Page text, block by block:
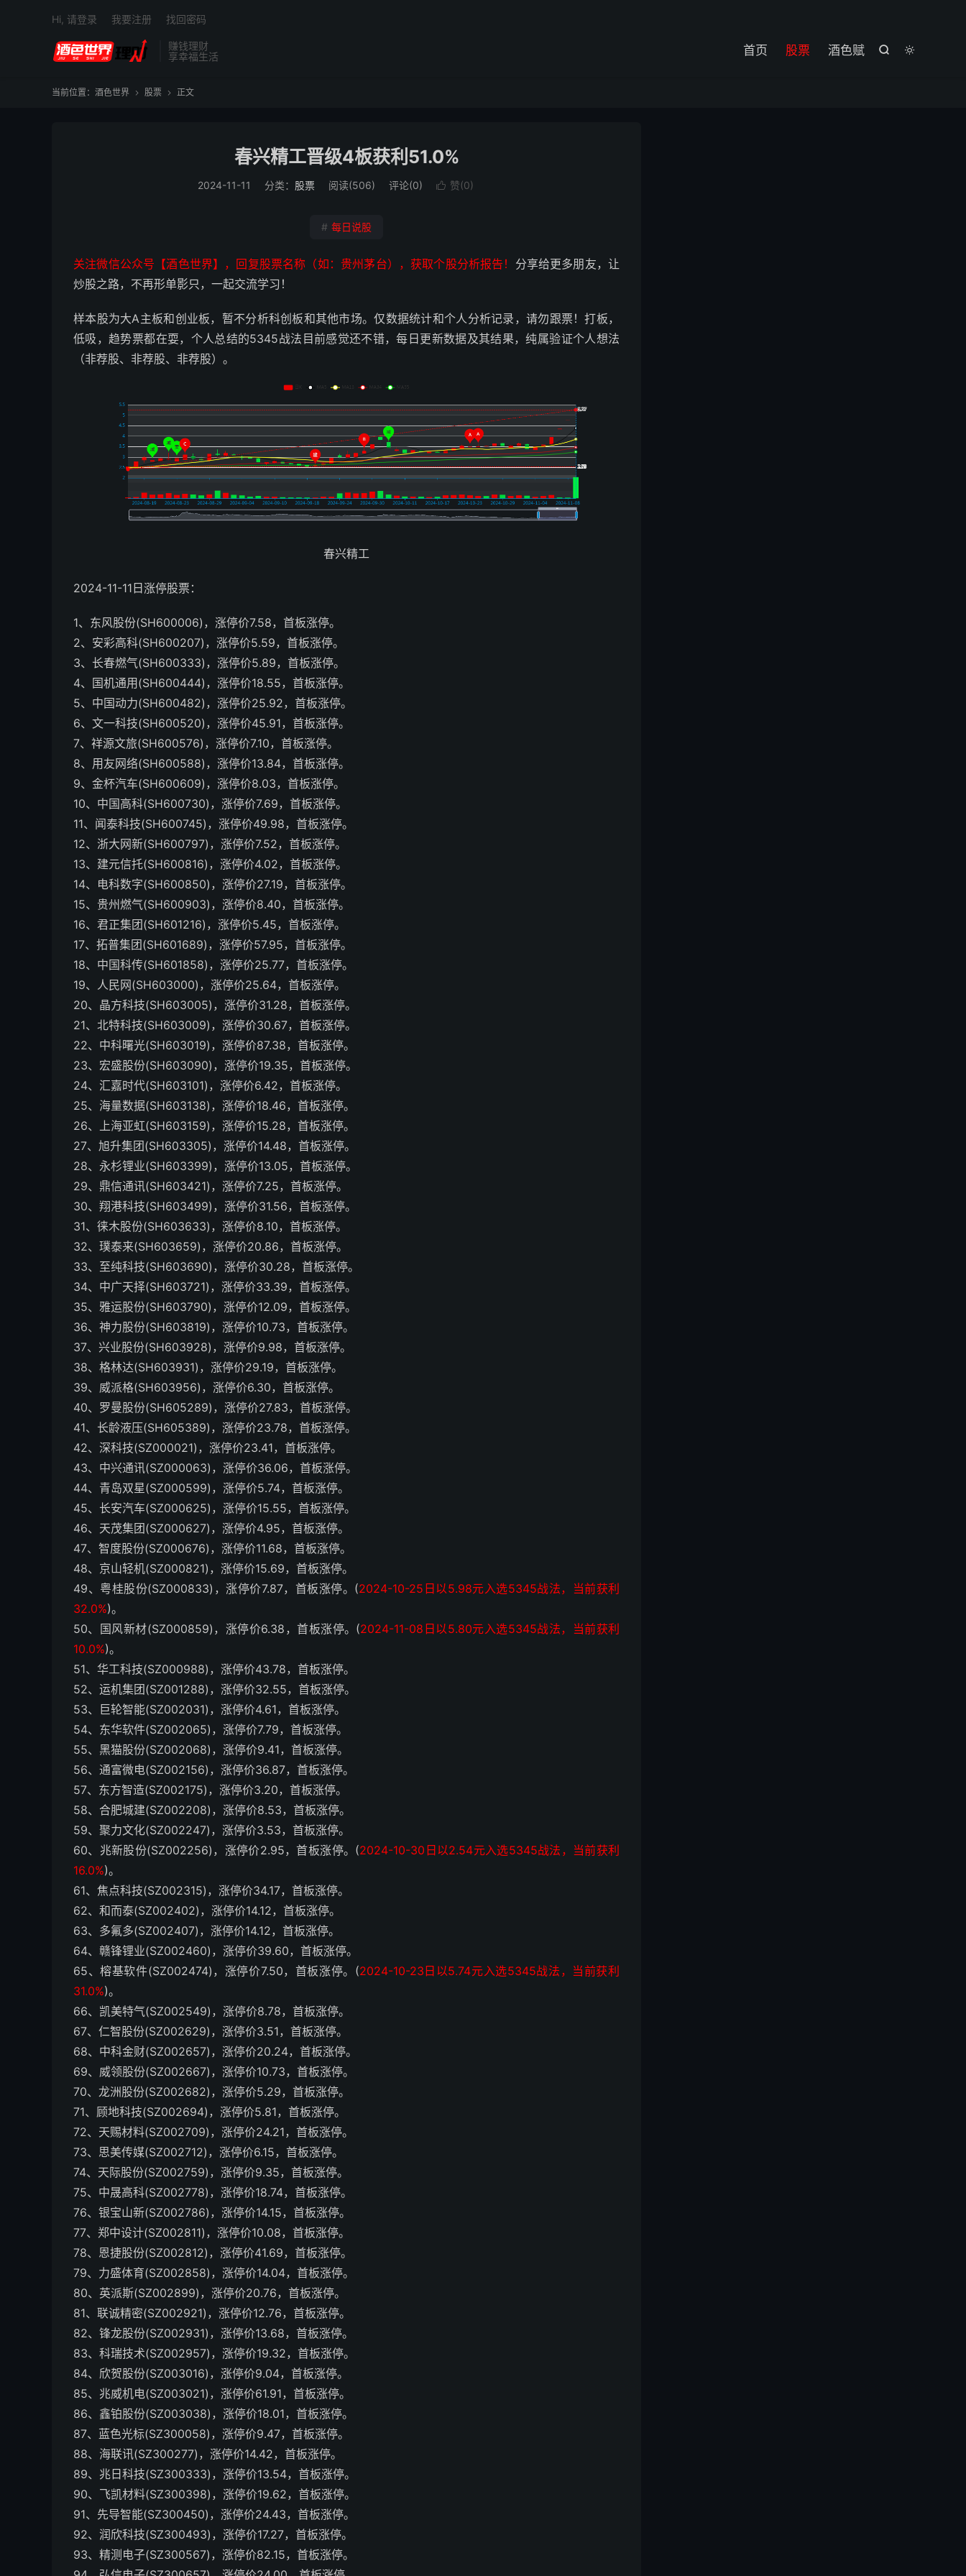
赚钱理财
享幸福生活


首页 股票 酒色赋
Hi, 请登录 我要注册 找回密码
当前位置： 酒色世界  股票  正文
春兴精工晋级4板获利51.0%
2024-11-11 分类： 股票 阅读(506) 评论(0)  赞(0)
# 每日说股
关注微信公众号【酒色世界】，回复股票名称（如：贵州茅台），获取个股分析报告！ 分享给更多朋友，让
炒股之路，不再形单影只，一起交流学习！
样本股为大A主板和创业板，暂不分析科创板和其他市场。仅数据统计和个人分析记录，请勿跟票！打板，
低吸，趋势票都在耍，个人总结的5345战法目前感觉还不错，每日更新数据及其结果，纯属验证个人想法
（非荐股、非荐股、非荐股）。
春兴精工
2024-11-11日涨停股票：
1、东风股份(SH600006)，涨停价7.58，首板涨停。
2、安彩高科(SH600207)，涨停价5.59，首板涨停。
3、长春燃气(SH600333)，涨停价5.89，首板涨停。
4、国机通用(SH600444)，涨停价18.55，首板涨停。
5、中国动力(SH600482)，涨停价25.92，首板涨停。
6、文一科技(SH600520)，涨停价45.91，首板涨停。
7、祥源文旅(SH600576)，涨停价7.10，首板涨停。
8、用友网络(SH600588)，涨停价13.84，首板涨停。
9、金杯汽车(SH600609)，涨停价8.03，首板涨停。
10、中国高科(SH600730)，涨停价7.69，首板涨停。
11、闻泰科技(SH600745)，涨停价49.98，首板涨停。
12、浙大网新(SH600797)，涨停价7.52，首板涨停。
13、建元信托(SH600816)，涨停价4.02，首板涨停。
14、电科数字(SH600850)，涨停价27.19，首板涨停。
15、贵州燃气(SH600903)，涨停价8.40，首板涨停。
16、君正集团(SH601216)，涨停价5.45，首板涨停。
17、拓普集团(SH601689)，涨停价57.95，首板涨停。
18、中国科传(SH601858)，涨停价25.77，首板涨停。
19、人民网(SH603000)，涨停价25.64，首板涨停。
20、晶方科技(SH603005)，涨停价31.28，首板涨停。
21、北特科技(SH603009)，涨停价30.67，首板涨停。
22、中科曙光(SH603019)，涨停价87.38，首板涨停。
23、宏盛股份(SH603090)，涨停价19.35，首板涨停。
24、汇嘉时代(SH603101)，涨停价6.42，首板涨停。
25、海量数据(SH603138)，涨停价18.46，首板涨停。
26、上海亚虹(SH603159)，涨停价15.28，首板涨停。
27、旭升集团(SH603305)，涨停价14.48，首板涨停。
28、永杉锂业(SH603399)，涨停价13.05，首板涨停。
29、鼎信通讯(SH603421)，涨停价7.25，首板涨停。
30、翔港科技(SH603499)，涨停价31.56，首板涨停。
31、徕木股份(SH603633)，涨停价8.10，首板涨停。
32、璞泰来(SH603659)，涨停价20.86，首板涨停。
33、至纯科技(SH603690)，涨停价30.28，首板涨停。
34、中广天择(SH603721)，涨停价33.39，首板涨停。
35、雅运股份(SH603790)，涨停价12.09，首板涨停。
36、神力股份(SH603819)，涨停价10.73，首板涨停。
37、兴业股份(SH603928)，涨停价9.98，首板涨停。
38、格林达(SH603931)，涨停价29.19，首板涨停。
39、威派格(SH603956)，涨停价6.30，首板涨停。
40、罗曼股份(SH605289)，涨停价27.83，首板涨停。
41、长龄液压(SH605389)，涨停价23.78，首板涨停。
42、深科技(SZ000021)，涨停价23.41，首板涨停。
43、中兴通讯(SZ000063)，涨停价36.06，首板涨停。
44、青岛双星(SZ000599)，涨停价5.74，首板涨停。
45、长安汽车(SZ000625)，涨停价15.55，首板涨停。
46、天茂集团(SZ000627)，涨停价4.95，首板涨停。
47、智度股份(SZ000676)，涨停价11.68，首板涨停。
48、京山轻机(SZ000821)，涨停价15.69，首板涨停。
49、粤桂股份(SZ000833)，涨停价7.87，首板涨停。(2024-10-25日以5.98元入选5345战法，当前获利
32.0%)。
50、国风新材(SZ000859)，涨停价6.38，首板涨停。(2024-11-08日以5.80元入选5345战法，当前获利
10.0%)。
51、华工科技(SZ000988)，涨停价43.78，首板涨停。
52、运机集团(SZ001288)，涨停价32.55，首板涨停。
53、巨轮智能(SZ002031)，涨停价4.61，首板涨停。
54、东华软件(SZ002065)，涨停价7.79，首板涨停。
55、黑猫股份(SZ002068)，涨停价9.41，首板涨停。
56、通富微电(SZ002156)，涨停价36.87，首板涨停。
57、东方智造(SZ002175)，涨停价3.20，首板涨停。
58、合肥城建(SZ002208)，涨停价8.53，首板涨停。
59、聚力文化(SZ002247)，涨停价3.53，首板涨停。
60、兆新股份(SZ002256)，涨停价2.95，首板涨停。(2024-10-30日以2.54元入选5345战法，当前获利
16.0%)。
61、焦点科技(SZ002315)，涨停价34.17，首板涨停。
62、和而泰(SZ002402)，涨停价14.12，首板涨停。
63、多氟多(SZ002407)，涨停价14.12，首板涨停。
64、赣锋锂业(SZ002460)，涨停价39.60，首板涨停。
65、榕基软件(SZ002474)，涨停价7.50，首板涨停。(2024-10-23日以5.74元入选5345战法，当前获利
31.0%)。
66、凯美特气(SZ002549)，涨停价8.78，首板涨停。
67、仁智股份(SZ002629)，涨停价3.51，首板涨停。
68、中科金财(SZ002657)，涨停价20.24，首板涨停。
69、威领股份(SZ002667)，涨停价10.73，首板涨停。
70、龙洲股份(SZ002682)，涨停价5.29，首板涨停。
71、顾地科技(SZ002694)，涨停价5.81，首板涨停。
72、天赐材料(SZ002709)，涨停价24.21，首板涨停。
73、思美传媒(SZ002712)，涨停价6.15，首板涨停。
74、天际股份(SZ002759)，涨停价9.35，首板涨停。
75、中晟高科(SZ002778)，涨停价18.74，首板涨停。
76、银宝山新(SZ002786)，涨停价14.15，首板涨停。
77、郑中设计(SZ002811)，涨停价10.08，首板涨停。
78、恩捷股份(SZ002812)，涨停价41.69，首板涨停。
79、力盛体育(SZ002858)，涨停价14.04，首板涨停。
80、英派斯(SZ002899)，涨停价20.76，首板涨停。
81、联诚精密(SZ002921)，涨停价12.76，首板涨停。
82、锋龙股份(SZ002931)，涨停价13.68，首板涨停。
83、科瑞技术(SZ002957)，涨停价19.32，首板涨停。
84、欣贺股份(SZ003016)，涨停价9.04，首板涨停。
85、兆威机电(SZ003021)，涨停价61.91，首板涨停。
86、鑫铂股份(SZ003038)，涨停价18.01，首板涨停。
87、蓝色光标(SZ300058)，涨停价9.47，首板涨停。
88、海联讯(SZ300277)，涨停价14.42，首板涨停。
89、兆日科技(SZ300333)，涨停价13.54，首板涨停。
90、飞凯材料(SZ300398)，涨停价19.62，首板涨停。
91、先导智能(SZ300450)，涨停价24.43，首板涨停。
92、润欣科技(SZ300493)，涨停价17.27，首板涨停。
93、精测电子(SZ300567)，涨停价82.15，首板涨停。